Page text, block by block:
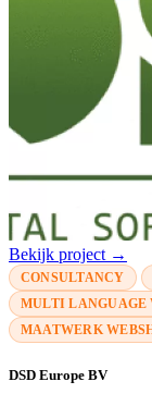
Bekijk project →
CONSULTANCY
MULTI LANGUAGE
MAATWERK
DSD Europe BV